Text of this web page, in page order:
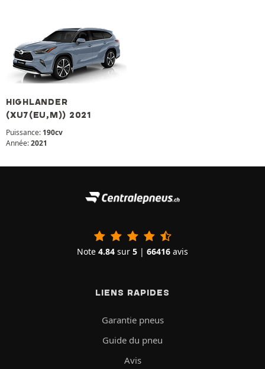
HIGHLANDER
(XU7(EU,M)) 2021
Puissance: 190cv
Année:2021
Note 4.84 sur 5 | 66416 avis
LIENS RAPIDES
Garantie pneus
Guide du pneu
Avis